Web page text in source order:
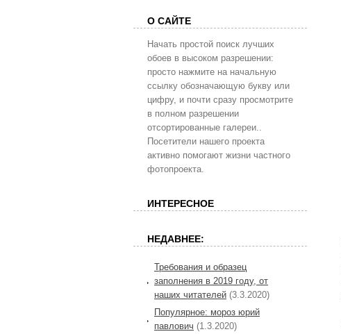
О САЙТЕ
Начать простой поиск лучших
обоев в высоком разрешении:
просто нажмите на начальную
ссылку обозначающую букву или
цифру, и почти сразу просмотрите
в полном разрешении
отсортированные галереи..
Посетители нашего проекта
активно помогают жизни частного
фотопроекта.
ИНТЕРЕСНОЕ
НЕДАВНЕЕ:
Требования и образец
заполнения в 2019 году, от
наших читателей (3.3.2020)
Популярное: мороз юрий
павлович (1.3.2020)